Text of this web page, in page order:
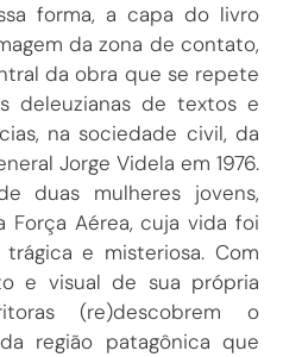
forma, a capa do livro
da zona de contato,
da obra que se repete
deleuzianas de textos e
na sociedade civil, da
Jorge Videla em 1976.
duas mulheres jovens,
Força Aérea, cuja vida foi
e misteriosa. Com
e visual de sua própria
(re)descobrem o
região patagônica que